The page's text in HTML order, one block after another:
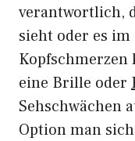
verantwortlich,
sieht oder es
Kopfschmerzen
eine Brille oder
Sehschwächen
Option man